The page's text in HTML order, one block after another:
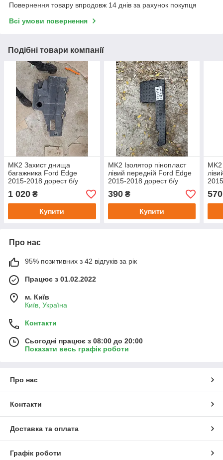
Повернення товару впродовж 14 днів за рахунок покупця
Всі умови повернення
Подібні товари компанії
MK2 Захист днища
багажника Ford Edge
2015-2018 дорест б/у
оригінал FT4BR11779BC
1 020 ₴
Купити
MK2 Ізолятор пінопласт
лівий передній Ford Edge
2015-2018 дорест б/у
оригінал FT4BR111E41AB
390₴
Купити
MK2
570
Про нас
95% позитивних з 42 відгуків за рік
Працює з 01.02.2022
м. Київ
Київ, Україна
Контакти
Сьогодні працює з 08:00 до 20:00
Показати весь графік роботи
Про нас
Контакти
Доставка та оплата
Графік роботи